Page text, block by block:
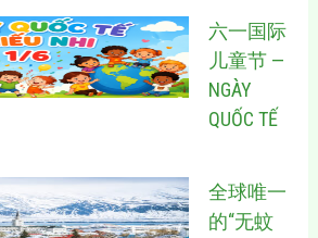
六一国际
儿童节 —
NGÀY
QUỐC TẾ
全球唯一
的“无蚊